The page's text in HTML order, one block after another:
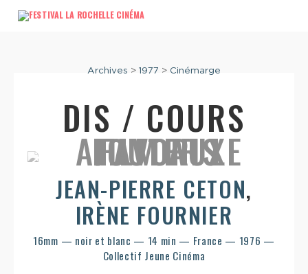
Archives > 1977 > Cinémarge
DIS / COURS
JEAN-PIERRE CETON,
IRÈNE FOURNIER
16mm — noir et blanc — 14 min — France — 1976 —
Collectif Jeune Cinéma